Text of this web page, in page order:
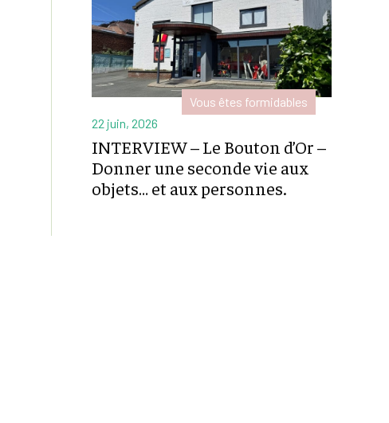
Vous êtes formidables
22 juin, 2026
INTERVIEW – Le Bouton d’Or –
Donner une seconde vie aux
objets… et aux personnes.